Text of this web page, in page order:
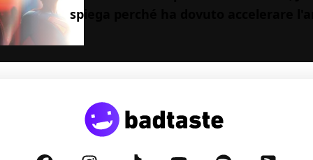
spiega perché ha dovuto accelerare